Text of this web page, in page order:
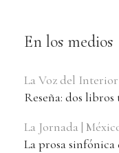
En los medios
La Voz del Interior
Reseña: dos
La Jornada |
La prosa sinfónica